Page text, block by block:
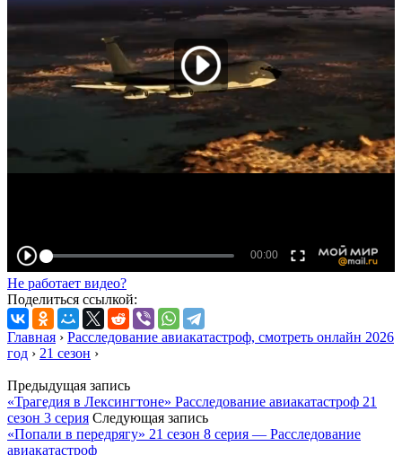
Не работает видео?
Поделиться ссылкой:
Главная › Расследование авиакатастроф, смотреть онлайн 2026
год › 21 сезон ›
Предыдущая запись
«Трагедия в Лексингтоне» Расследование авиакатастроф 21
сезон 3 серия Следующая запись
«Попали в передрягу» 21 сезон 8 серия — Расследование
авиакатастроф